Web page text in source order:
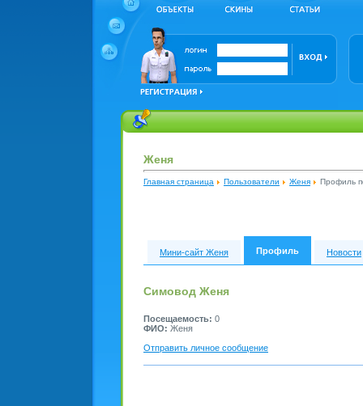
Женя
Главная страница Пользователи Женя Профиль
Мини-сайт Женя Профиль Новости
Симовод Женя
Посещаемость: 0
ФИО: Женя
Отправить личное сообщение